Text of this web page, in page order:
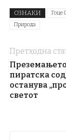
ОЗНАКИ Гоце
Природа
Претходна
пиратска
останува
светот